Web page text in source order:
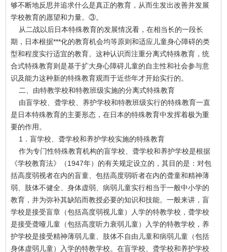
够不断地反思并追求什么是真正的教育，从而生发出改善并发展
学校教育的愿望和力量。③。
从二战以后日本特殊教育的发展情况看，在相当长的一段长
期，日本根据***化的教育机会均等原则和适应儿童身心障碍的类
型和程度实行适宜的教育。这种认识而注重分离式特殊教育，统
合式特殊教育则是基于扩大身心障碍儿童的自主性和社会参与意
识及能力这种新的特殊教育观而于近些年才开始实行的。
二、由特教学校和特教班级实施的分离式特殊教育
由盲学校、聋学校、养护学校和特教班级实行的特殊教育一直
是日本特殊教育的主要形态，在日本的特殊教育中发挥着极为重
要的作用。
1．盲学校、聋学校和养护学校实施的特殊教育
作为专门性特殊教育机构的盲学校、聋学校和养护学校是根据
《学校教育法》（1947年）的有关规定设立的，其目的是：对包
括高度弱视者在内的盲童、包括高度弱听者在内的聋童和精神薄
弱、肢体不健全、身体虚弱、病弱儿童实行相当于一般中小学的
教育，并为弥补其缺陷而教授必要的知识和技能。一般来讲，盲
学校是接受盲章（包括高度弱视儿童）人学的特教学校，聋学校
是接受聋哑儿童（包括高度听力衰弱儿童）入学的特教学校，养
护学校是接受精神薄弱儿童、肢体不自由儿童和病弱儿童（包括
身体虚弱儿童）入学的特教学校。在盲学校、聋学校和养护学校